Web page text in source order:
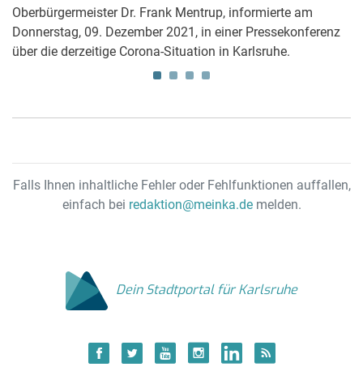
Oberbürgermeister Dr. Frank Mentrup, informierte am
Donnerstag, 09. Dezember 2021, in einer Pressekonferenz
über die derzeitige Corona-Situation in Karlsruhe.
Falls Ihnen inhaltliche Fehler oder Fehlfunktionen auffallen,
einfach bei redaktion@meinka.demelden.
Dein Stadtportal für Karlsruhe